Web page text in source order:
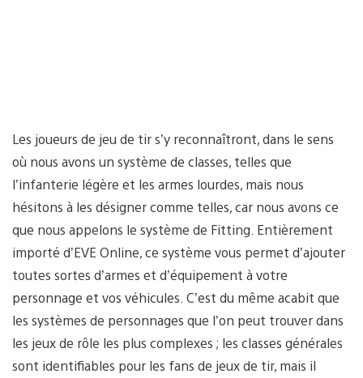
Les joueurs de jeu de tir s’y reconnaîtront, dans le sens
où nous avons un système de classes, telles que
l’infanterie légère et les armes lourdes, mais nous
hésitons à les désigner comme telles, car nous avons ce
que nous appelons le système de Fitting. Entièrement
importé d’EVE Online, ce système vous permet d’ajouter
toutes sortes d’armes et d’équipement à votre
personnage et vos véhicules. C’est du même acabit que
les systèmes de personnages que l’on peut trouver dans
les jeux de rôle les plus complexes ; les classes générales
sont identifiables pour les fans de jeux de tir, mais il